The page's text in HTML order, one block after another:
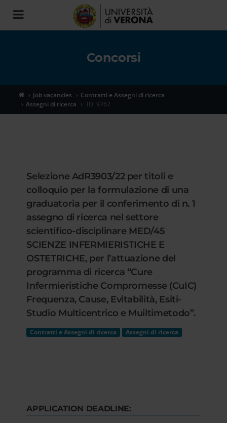
Toggle
navigation
Concorsi
Job vacancies
Contratti e Assegni di ricerca
Assegni di ricerca
ID. 9767
Selezione AdR3903/22 per titoli e
colloquio per la formulazione di una
graduatoria per il conferimento di n. 1
assegno di ricerca nel settore
scientifico-disciplinare MED/45
SCIENZE INFERMIERISTICHE E
OSTETRICHE, per l’attuazione del
programma di ricerca “Cure
Infermieristiche Compromesse (CuIC)
Frequenza, Cause, Evitabilità, Esiti-
Studio Multicentrico e Muiltimetodo”.
Contratti e Assegni di ricerca Assegni di ricerca
APPLICATION DEADLINE: